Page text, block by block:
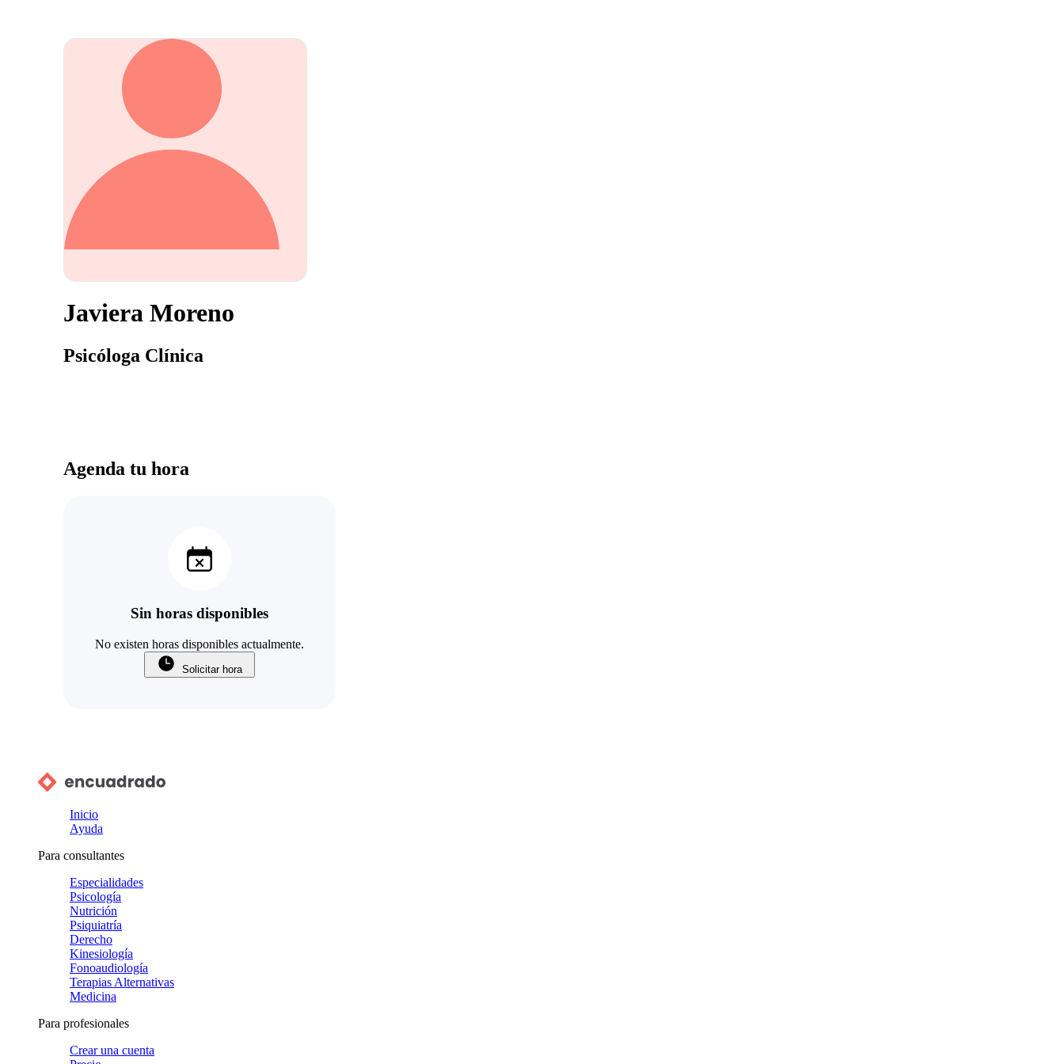
Javiera Moreno
Psicóloga Clínica
Agenda tu hora
Sin horas disponibles
No existen horas disponibles actualmente.
Solicitar hora
Inicio
Ayuda
Para consultantes
Especialidades
Psicología
Nutrición
Psiquiatría
Derecho
Kinesiología
Fonoaudiología
Terapias Alternativas
Medicina
Para profesionales
Crear una cuenta